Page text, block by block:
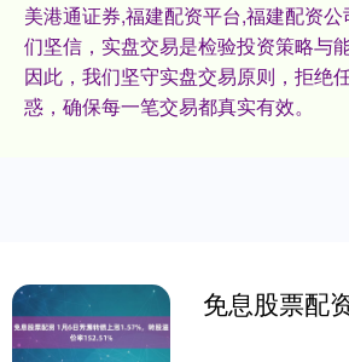
美港通证券,福建配资平台,福建配资
们坚信，实盘交易是检验投资策略与
因此，我们坚守实盘交易原则，拒绝
惑，确保每一笔交易都真实有效。